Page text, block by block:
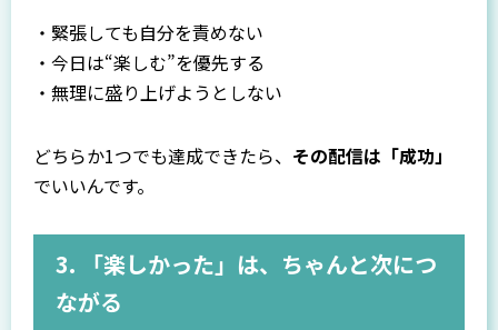
・緊張しても自分を責めない
・今日は“楽しむ”を優先する
・無理に盛り上げようとしない
どちらか1つでも達成できたら、 その配信は「成功」
でいいんです。
3. 「楽しかった」は、ちゃんと次につ
ながる